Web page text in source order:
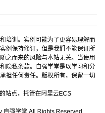
培训。实例可能为了更容易理解而
例保持修订，但是我们不能保证所
之而来的风险与本站无关。当使用
隐私条款。自强学堂是以学习和分
担任何责任。版权所有，保留一切
站点，托管在阿里云ECS
强学堂 All Rights Reserved.